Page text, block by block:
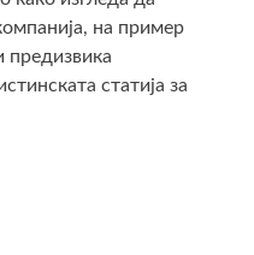
на пример
предизвика
статија за